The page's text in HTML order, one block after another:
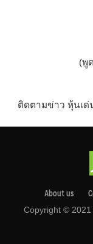
(พู
ติดตามข่าว หุ้นเด่
About us
Copyright © 2021